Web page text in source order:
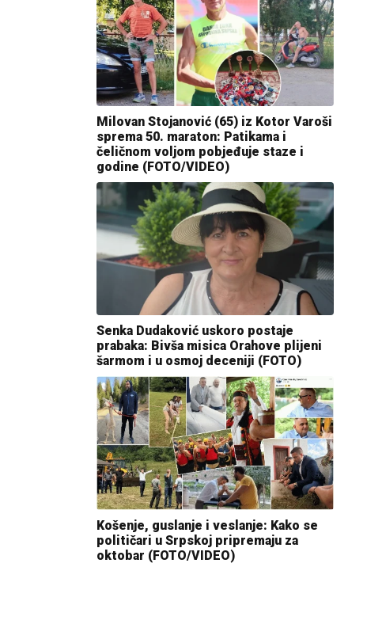
Milovan Stojanović (65) iz Kotor Varoši
sprema 50. maraton: Patikama i
čeličnom voljom pobjeđuje staze i
godine (FOTO/VIDEO)
Senka Dudaković uskoro postaje
prabaka: Bivša misica Orahove plijeni
šarmom i u osmoj deceniji (FOTO)
Košenje, guslanje i veslanje: Kako se
političari u Srpskoj pripremaju za
oktobar (FOTO/VIDEO)